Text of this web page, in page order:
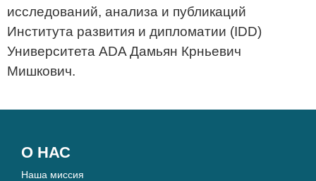
исследований, анализа и публикаций
Института развития и дипломатии (IDD)
Университета ADA Дамьян Крньевич
Мишкович.
О НАС
Наша миссия